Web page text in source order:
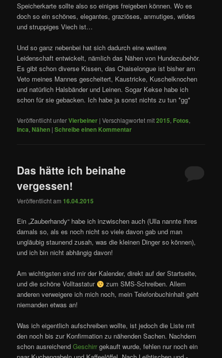
Speicherkarte sollte also so einiges freigeben können. Wo es
doch so ein schönes, elegantes, graziöses, anmutiges, wildes
und struppiges Viech ist…
Und so ganz nebenbei hat sich dadurch eine weitere
Leidenschaft entwickelt, nämlich das Nähen von Hundezubehör.
Es gibt schon diverse Kissen, das Chaiselongue ist bisher am
Veto meines Mannes gescheitert, Kaustricke, Kuschelknochen
und natürlich Halsbänder und Leinen. Sogar Kekse habe ich
schon für sie gebacken. Ich habe ja sonst nichts zu tun *gg*
Veröffentlicht unterVierbeiner |Verschlagwortet mit2015, Fotos,
Inca,Nähen |Schreibe einen Kommentar
Das hätte ich beinahe
vergessen!
Veröffentlicht am16.04.2015
Ein „Zauberhandy“ habe ich inzwischen auch (Ulla nannte ihres
damals so, als es noch nicht so viele davon gab und man
ungläubig staunend zusah, was die kleinen Dinger so können),
und ich bin nicht abhängig davon!
Am wichtigsten sind mir der Kalender, direkt auf der Startseite,
und die schöne Volltastatur
zum SMS-Schreiben. Allem
anderen verweigere ich mich noch, mein Telefonbuchinhalt geht
niemanden etwas an!
Was ich eigentlich aufschreiben wollte, ist jedoch die Liste mit
den noch bis zur Konfirmation zu nähenden Sachen. Nachdem
schon ausreichendGeschirr gekauft wurde, fehlen nur noch ein